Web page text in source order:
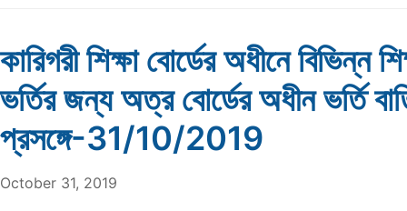
কারিগরী শিক্ষা বোর্ডের অধীনে বিভিন্ন
ভর্তির জন্য অত্র বোর্ডের অধীন ভর্তি
প্রসঙ্গে-31/10/2019
October 31, 2019